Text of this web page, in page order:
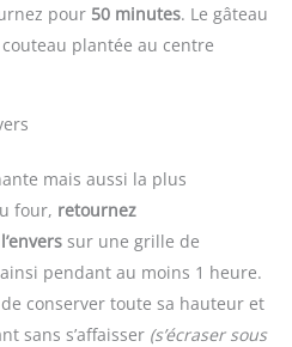
pour 50 minutes. Le gâteau
plantée au centre
mais aussi la plus
four, retournez
sur une grille de
pendant au moins 1 heure.
conserver toute sa hauteur et
sans s’affaisser (s’écraser sous